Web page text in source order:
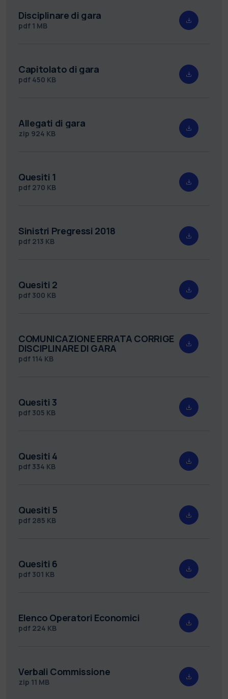
Disciplinare di gara
pdf 1 MB
Capitolato di gara
pdf 450 KB
Allegati di gara
zip 924 KB
Quesiti 1
pdf 270 KB
Sinistri Pregressi 2018
pdf 213 KB
Quesiti 2
pdf 300 KB
COMUNICAZIONE ERRATA CORRIGE
DISCIPLINARE DI GARA
pdf 114 KB
Quesiti 3
pdf 305 KB
Quesiti 4
pdf 334 KB
Quesiti 5
pdf 285 KB
Quesiti 6
pdf 301 KB
Elenco Operatori Economici
pdf 224 KB
Verbali Commissione
zip 11 MB